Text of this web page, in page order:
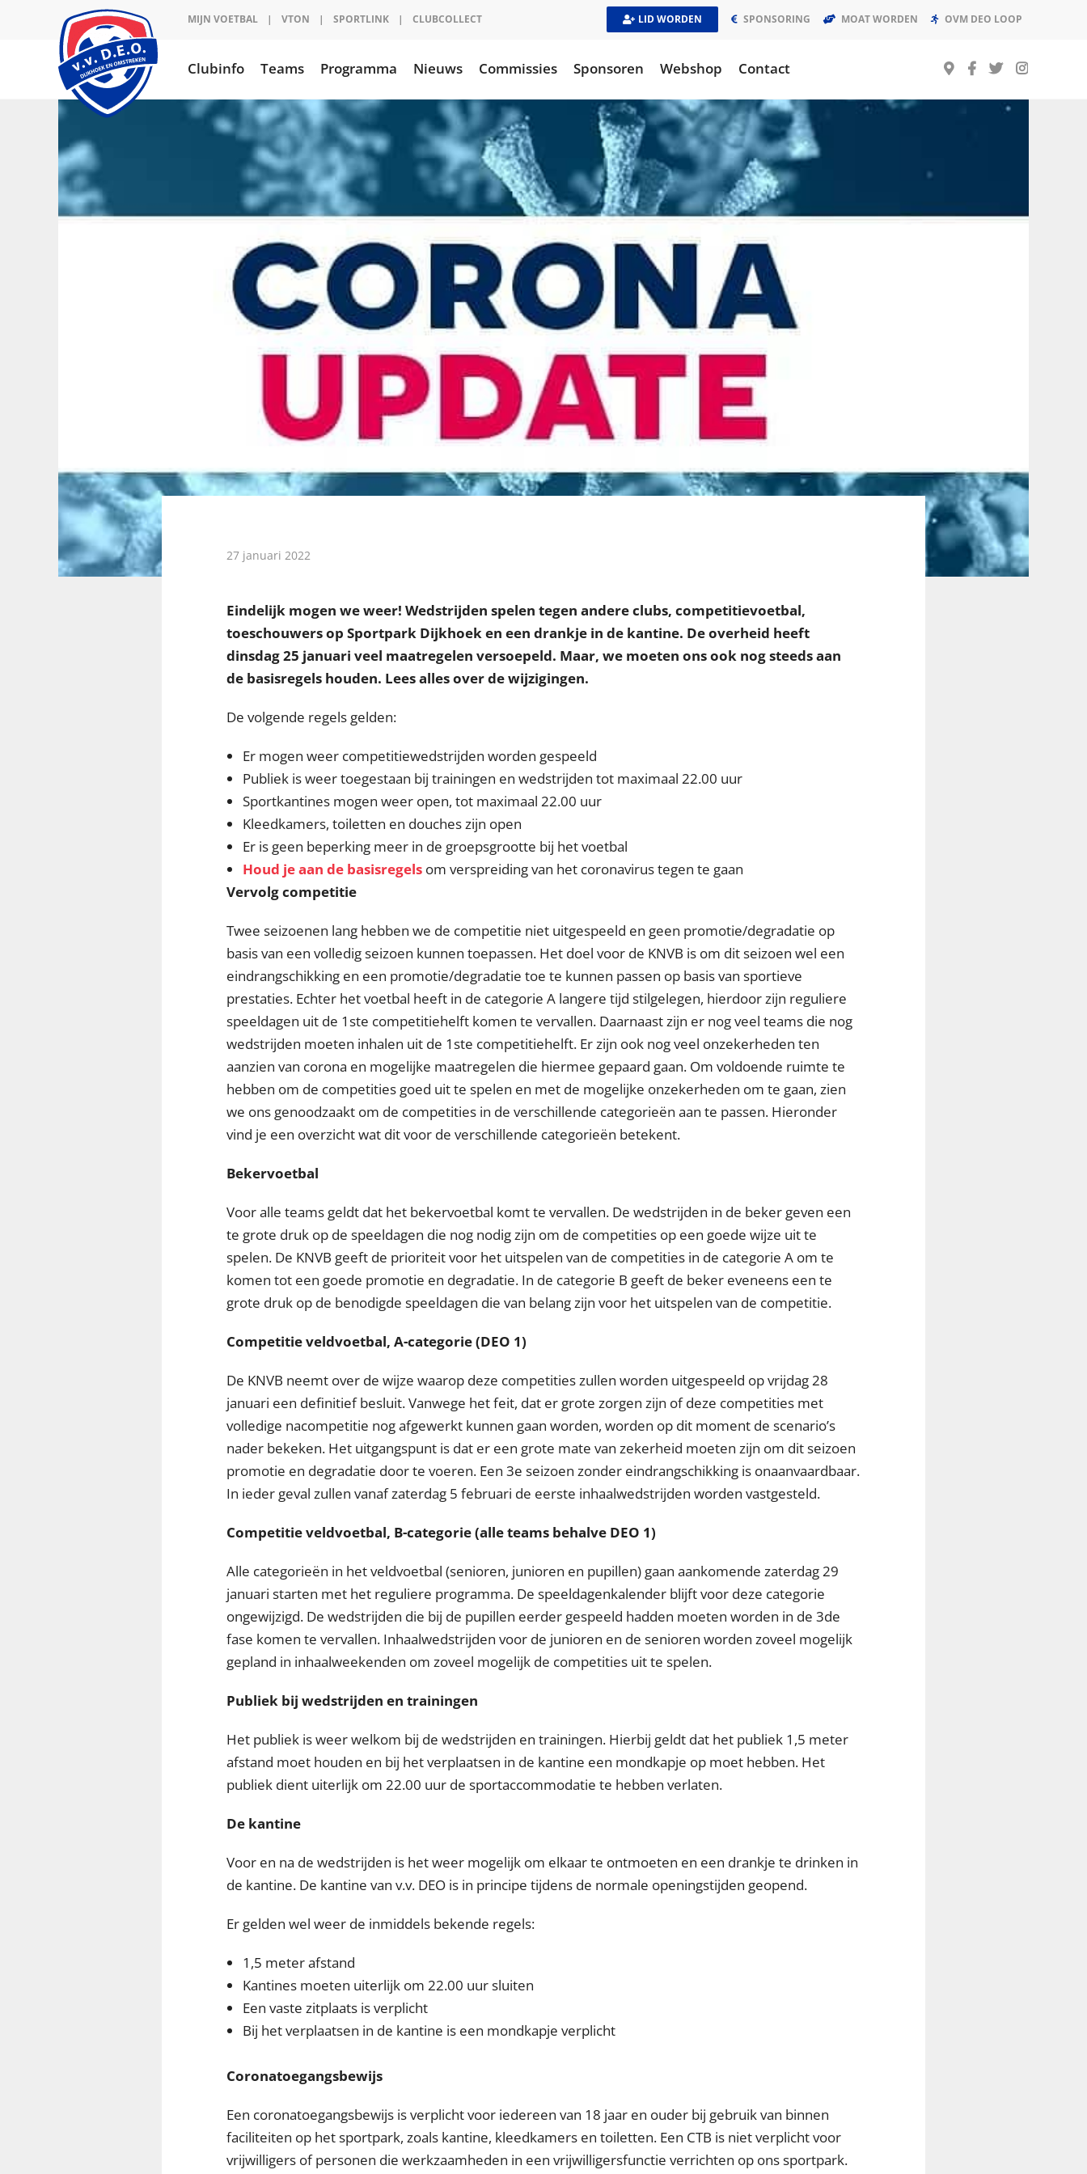
MIJN VOETBAL | VTON | SPORTLINK | CLUBCOLLECT LID WORDEN SPONSORING MOAT WORDEN OVM DEO LOOP
Clubinfo Teams Programma Nieuws Commissies Sponsoren Webshop Contact
27 januari 2022
Eindelijk mogen we weer! Wedstrijden spelen tegen andere clubs, competitievoetbal,
toeschouwers op Sportpark Dijkhoek en een drankje in de kantine. De overheid heeft
dinsdag 25 januari veel maatregelen versoepeld. Maar, we moeten ons ook nog steeds aan
de basisregels houden. Lees alles over de wijzigingen.
De volgende regels gelden:
Er mogen weer competitiewedstrijden worden gespeeld
Publiek is weer toegestaan bij trainingen en wedstrijden tot maximaal 22.00 uur
Sportkantines mogen weer open, tot maximaal 22.00 uur
Kleedkamers, toiletten en douches zijn open
Er is geen beperking meer in de groepsgrootte bij het voetbal
Houd je aan de basisregels om verspreiding van het coronavirus tegen te gaan
Vervolg competitie
Twee seizoenen lang hebben we de competitie niet uitgespeeld en geen promotie/degradatie op
basis van een volledig seizoen kunnen toepassen. Het doel voor de KNVB is om dit seizoen wel een
eindrangschikking en een promotie/degradatie toe te kunnen passen op basis van sportieve
prestaties. Echter het voetbal heeft in de categorie A langere tijd stilgelegen, hierdoor zijn reguliere
speeldagen uit de 1ste competitiehelft komen te vervallen. Daarnaast zijn er nog veel teams die nog
wedstrijden moeten inhalen uit de 1ste competitiehelft. Er zijn ook nog veel onzekerheden ten
aanzien van corona en mogelijke maatregelen die hiermee gepaard gaan. Om voldoende ruimte te
hebben om de competities goed uit te spelen en met de mogelijke onzekerheden om te gaan, zien
we ons genoodzaakt om de competities in de verschillende categorieën aan te passen. Hieronder
vind je een overzicht wat dit voor de verschillende categorieën betekent.
Bekervoetbal
Voor alle teams geldt dat het bekervoetbal komt te vervallen. De wedstrijden in de beker geven een
te grote druk op de speeldagen die nog nodig zijn om de competities op een goede wijze uit te
spelen. De KNVB geeft de prioriteit voor het uitspelen van de competities in de categorie A om te
komen tot een goede promotie en degradatie. In de categorie B geeft de beker eveneens een te
grote druk op de benodigde speeldagen die van belang zijn voor het uitspelen van de competitie.
Competitie veldvoetbal, A-categorie (DEO 1)
De KNVB neemt over de wijze waarop deze competities zullen worden uitgespeeld op vrijdag 28
januari een definitief besluit. Vanwege het feit, dat er grote zorgen zijn of deze competities met
volledige nacompetitie nog afgewerkt kunnen gaan worden, worden op dit moment de scenario’s
nader bekeken. Het uitgangspunt is dat er een grote mate van zekerheid moeten zijn om dit seizoen
promotie en degradatie door te voeren. Een 3e seizoen zonder eindrangschikking is onaanvaardbaar.
In ieder geval zullen vanaf zaterdag 5 februari de eerste inhaalwedstrijden worden vastgesteld.
Competitie veldvoetbal, B-categorie (alle teams behalve DEO 1)
Alle categorieën in het veldvoetbal (senioren, junioren en pupillen) gaan aankomende zaterdag 29
januari starten met het reguliere programma. De speeldagenkalender blijft voor deze categorie
ongewijzigd. De wedstrijden die bij de pupillen eerder gespeeld hadden moeten worden in de 3de
fase komen te vervallen. Inhaalwedstrijden voor de junioren en de senioren worden zoveel mogelijk
gepland in inhaalweekenden om zoveel mogelijk de competities uit te spelen.
Publiek bij wedstrijden en trainingen
Het publiek is weer welkom bij de wedstrijden en trainingen. Hierbij geldt dat het publiek 1,5 meter
afstand moet houden en bij het verplaatsen in de kantine een mondkapje op moet hebben. Het
publiek dient uiterlijk om 22.00 uur de sportaccommodatie te hebben verlaten.
De kantine
Voor en na de wedstrijden is het weer mogelijk om elkaar te ontmoeten en een drankje te drinken in
de kantine. De kantine van v.v. DEO is in principe tijdens de normale openingstijden geopend.
Er gelden wel weer de inmiddels bekende regels:
1,5 meter afstand
Kantines moeten uiterlijk om 22.00 uur sluiten
Een vaste zitplaats is verplicht
Bij het verplaatsen in de kantine is een mondkapje verplicht
Coronatoegangsbewijs
Een coronatoegangsbewijs is verplicht voor iedereen van 18 jaar en ouder bij gebruik van binnen
faciliteiten op het sportpark, zoals kantine, kleedkamers en toiletten. Een CTB is niet verplicht voor
vrijwilligers of personen die werkzaamheden in een vrijwilligersfunctie verrichten op ons sportpark.